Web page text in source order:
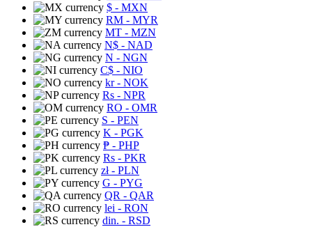
$ - MXN
RM - MYR
MT - MZN
N$ - NAD
N - NGN
C$ - NIO
kr- NOK
Rs - NPR
RO - OMR
S - PEN
K - PGK
₱ - PHP
Rs - PKR
zł- PLN
G - PYG
QR - QAR
lei - RON
din. - RSD